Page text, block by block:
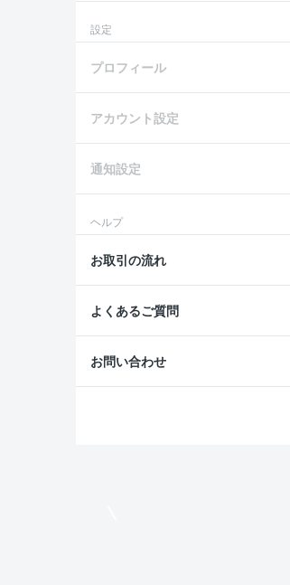
設定
プロフィール
アカウント設定
通知設定
ヘルプ
お取引の流れ
よくあるご質問
お問い合わせ